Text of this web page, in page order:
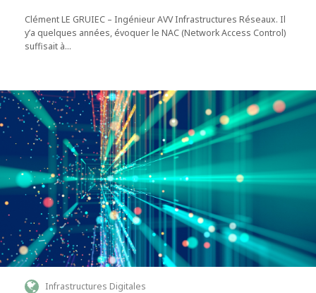
Clément LE GRUIEC – Ingénieur AVV Infrastructures Réseaux. Il
y’a quelques années, évoquer le NAC (Network Access Control)
suffisait à…
Infrastructures Digitales